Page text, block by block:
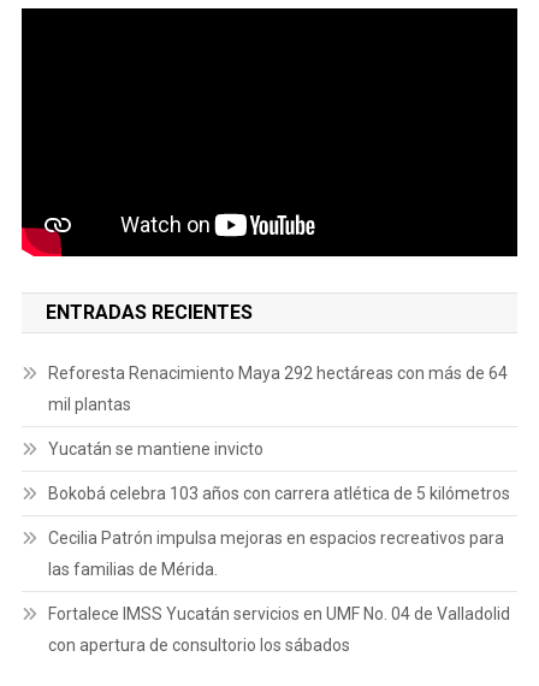
ENTRADAS RECIENTES
Reforesta Renacimiento Maya 292 hectáreas con más de 64
mil plantas
Yucatán se mantiene invicto
Bokobá celebra 103 años con carrera atlética de 5 kilómetros
Cecilia Patrón impulsa mejoras en espacios recreativos para
las familias de Mérida.
Fortalece IMSS Yucatán servicios en UMF No. 04 de Valladolid
con apertura de consultorio los sábados